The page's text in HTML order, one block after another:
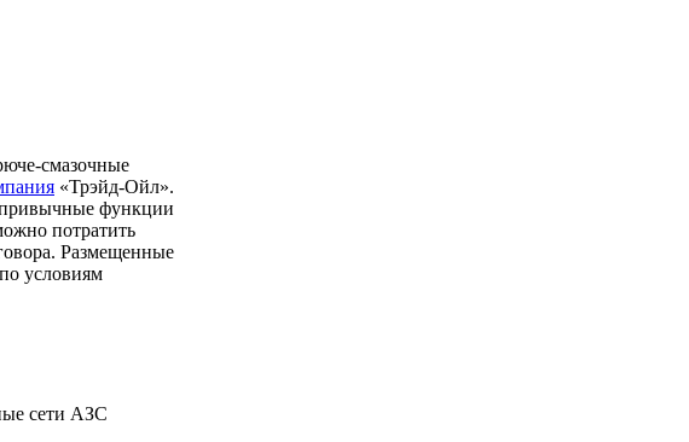
смазочные
«Трэйд-Ойл».
функции
потратить
Размещенные
условиям
сети АЗС